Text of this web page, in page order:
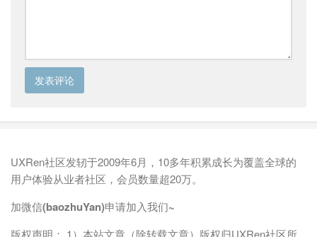
UXRen社区发轫于2009年6月，10多年积累成长为覆盖全球的
用户体验从业者社区，会员数量超20万。
加微信(baozhuYan)申请加入我们~